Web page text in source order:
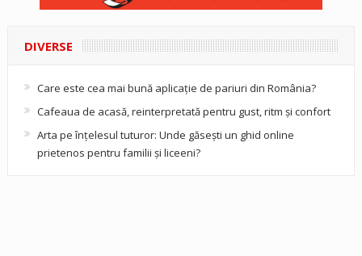
DIVERSE
Care este cea mai bună aplicație de pariuri din România?
Cafeaua de acasă, reinterpretată pentru gust, ritm și confort
Arta pe înțelesul tuturor: Unde găsești un ghid online
prietenos pentru familii și liceeni?